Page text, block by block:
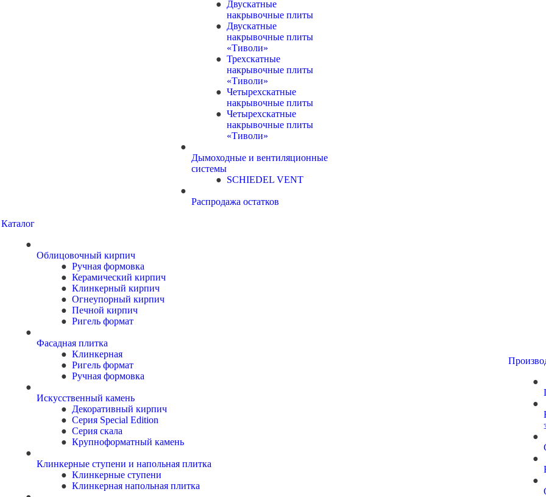
Двускатные
накрывочные плиты
Двускатные
накрывочные плиты
«Тиволи»
Трехскатные
накрывочные плиты
«Тиволи»
Четырехскатные
накрывочные плиты
Четырехскатные
накрывочные плиты
«Тиволи»
Дымоходные и вентиляционные
системы
SCHIEDEL VENT
Распродажа остатков
Каталог
Облицовочный кирпич
Ручная формовка
Керамический кирпич
Клинкерный кирпич
Огнеупорный кирпич
Печной кирпич
Ригель формат
Фасадная плитка
Клинкерная
Ригель формат
Ручная формовка
Искусственный камень
Декоративный кирпич
Серия Special Edition
Серия скала
Крупноформатный камень
Клинкерные ступени и напольная плитка
Клинкерные ступени
Клинкерная напольная плитка